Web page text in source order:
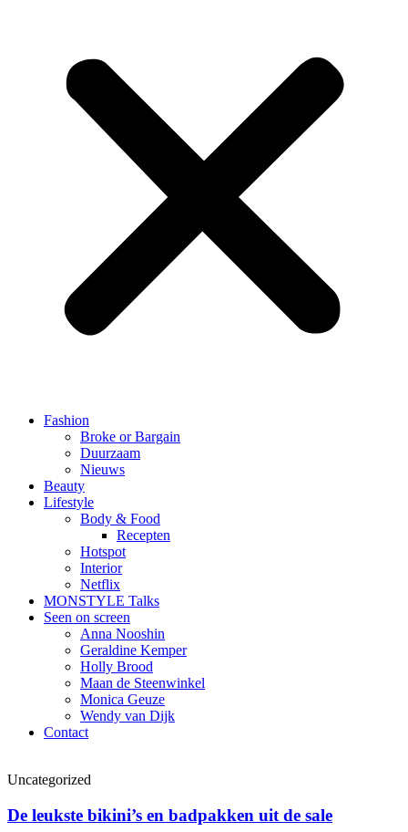
Fashion
Broke or Bargain
Duurzaam
Nieuws
Beauty
Lifestyle
Body & Food
Recepten
Hotspot
Interior
Netflix
MONSTYLE Talks
Seen on screen
Anna Nooshin
Geraldine Kemper
Holly Brood
Maan de Steenwinkel
Monica Geuze
Wendy van Dijk
Contact
Uncategorized
De leukste bikini’s en badpakken uit de sale